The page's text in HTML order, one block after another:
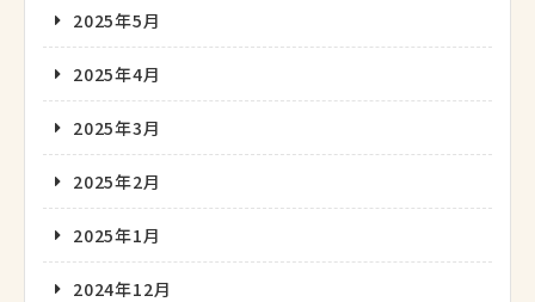
2025年5月
2025年4月
2025年3月
2025年2月
2025年1月
2024年12月